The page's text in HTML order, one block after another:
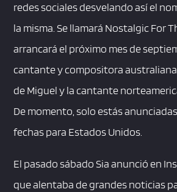
redes sociales desvelando así el
la misma. Se llamará Nostalgic For
arrancará el próximo mes de
cantante y compositora
de Miguel y la cantante
De momento, solo estás
fechas para Estados Unidos.
El pasado sábado Sia anunció en
que alentaba de grandes noticias